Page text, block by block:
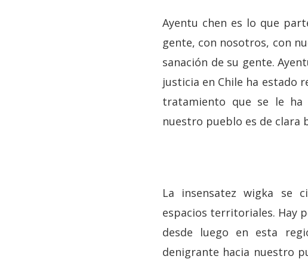
Ayentu chen es lo que
gente, con nosotros, con
sanación de su gente.
justicia en Chile ha estado
tratamiento que se le ha
nuestro pueblo es de clara
La insensatez wigka se
espacios territoriales. Hay
desde luego en esta
denigrante hacia nuestro